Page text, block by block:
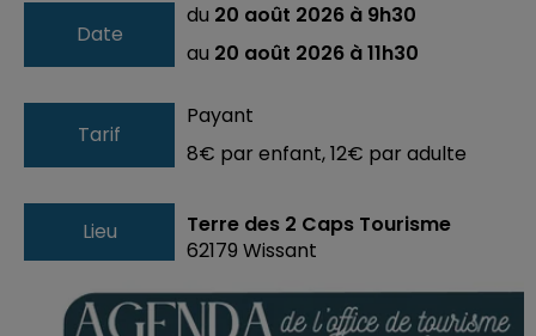
Date
du 20 août 2026 à 9h30
au 20 août 2026 à 11h30
Tarif
Payant
8€ par enfant, 12€ par adulte
Lieu
Terre des 2 Caps Tourisme
62179 Wissant